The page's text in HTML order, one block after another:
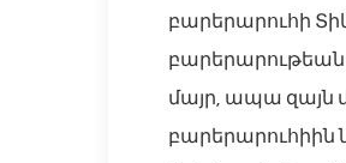
բարերարուհի
բարերարութեան
մայր, ապա զայն
բարերարուհիին